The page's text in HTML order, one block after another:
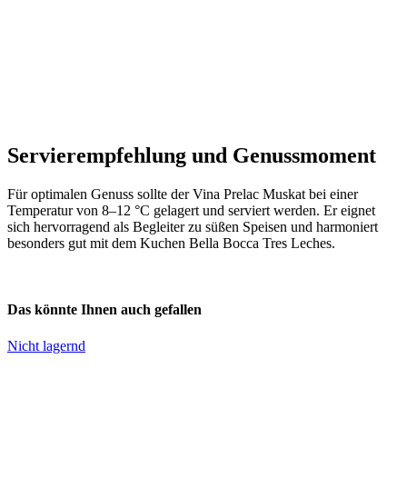
Servierempfehlung und Genussmoment
Für optimalen Genuss sollte der Vina Prelac Muskat bei einer
Temperatur von 8–12 °C gelagert und serviert werden. Er eignet
sich hervorragend als Begleiter zu süßen Speisen und harmoniert
besonders gut mit dem Kuchen Bella Bocca Tres Leches.
Das könnte Ihnen auch gefallen
Nicht lagernd